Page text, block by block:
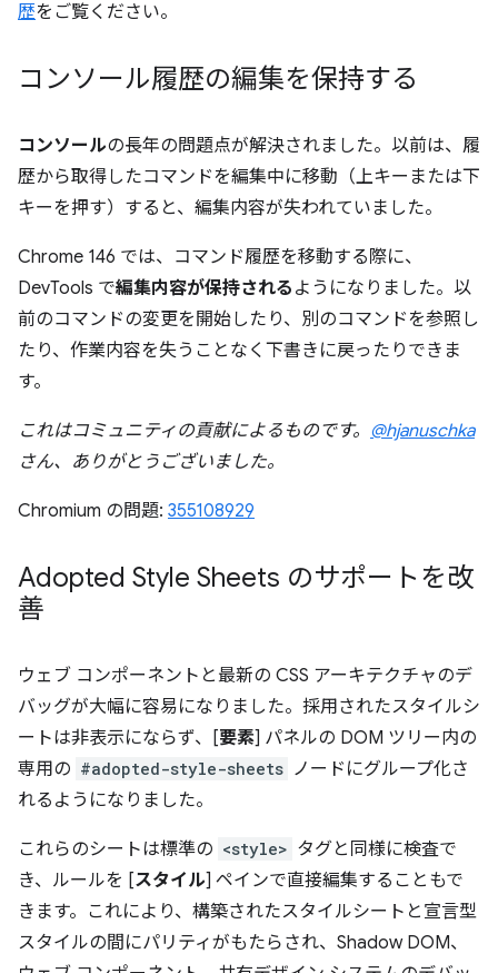
歴をご覧ください。
コンソール履歴の編集を保持する
コンソールの長年の問題点が解決されました。以前は、履
歴から取得したコマンドを編集中に移動（上キーまたは下
キーを押す）すると、編集内容が失われていました。
Chrome 146 では、コマンド履歴を移動する際に、
DevTools で編集内容が保持される ようになりました。以
前のコマンドの変更を開始したり、別のコマンドを参照し
たり、作業内容を失うことなく下書きに戻ったりできま
す。
これはコミュニティの貢献によるものです。 @hjanuschka
さん、ありがとうございました。
Chromium の問題: 355108929
Adopted Style Sheets のサポートを改
善
ウェブ コンポーネントと最新の CSS アーキテクチャのデ
バッグが大幅に容易になりました。採用されたスタイルシ
ートは非表示にならず、[要素] パネルの DOM ツリー内の
専用の #adopted-style-sheets ノードにグループ化さ
れるようになりました。
これらのシートは標準の <style> タグと同様に検査で
き、ルールを [スタイル] ペインで直接編集することもで
きます。これにより、構築されたスタイルシートと宣言型
スタイルの間にパリティがもたらされ、Shadow DOM、